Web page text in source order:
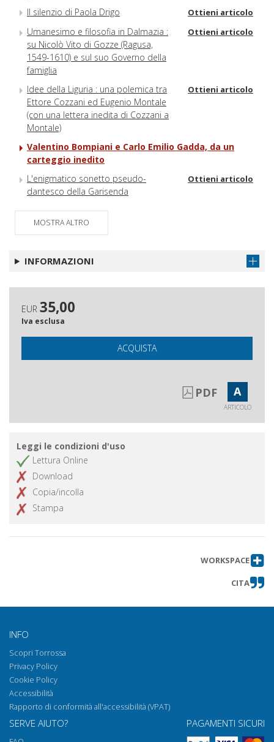
Il silenzio di Paola Drigo Ottieni articolo
Umanesimo e filosofia in Dalmazia :
su Nicolò Vito di Gozze (Ragusa,
1549-1610) e sul suo Governo della
famiglia
Ottieni articolo
Idee della Liguria : una polemica tra
Ettore Cozzani ed Eugenio Montale
(con una lettera inedita di Cozzani a
Montale)
Ottieni articolo
Valentino Bompiani e Carlo Emilio Gadda, da un
carteggio inedito
L'enigmatico sonetto pseudo-
dantesco della Garisenda
Ottieni articolo
Sul grande semenzaio : qualche
proposta
MOSTRA ALTRO
INFORMAZIONI
EUR 35,00
Iva esclusa
ACQUISTA
PDF A
ARTICOLO
Leggi le condizioni d'uso
Lettura Online
Download
Copia/incolla
Stampa
WORKSPACE
CITA
INFO
Scopri Torrossa
Privacy Policy
Cookie Policy
Accessibilità
Rapporto di conformità all'accessibilità (VPAT)
SERVE AIUTO? PAGAMENTI SICURI